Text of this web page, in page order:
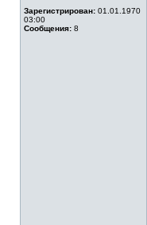
Зарегистрирован: 01.01.1970
03:00
Сообщения: 8